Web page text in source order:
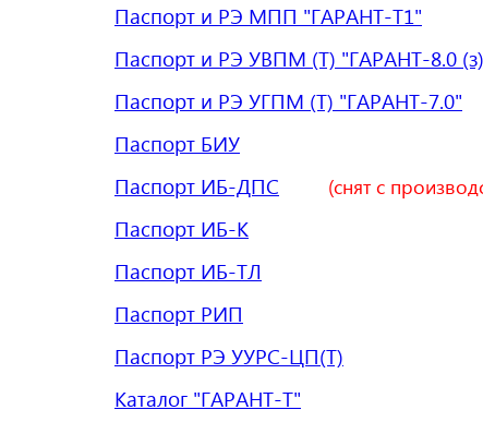
Паспорт и РЭ МПП "ГАРАНТ-Т1"
Паспорт и РЭ УВПМ (Т) "ГАРАНТ-8.0
Паспорт и РЭ УГПМ (Т) "ГАРАНТ-7.0"
Паспорт БИУ
Паспорт ИБ-ДПС
(снят с
Паспорт ИБ-К
Паспорт ИБ-ТЛ
Паспорт РИП
Паспорт РЭ УУРС-ЦП(Т)
Каталог "ГАРАНТ-Т"